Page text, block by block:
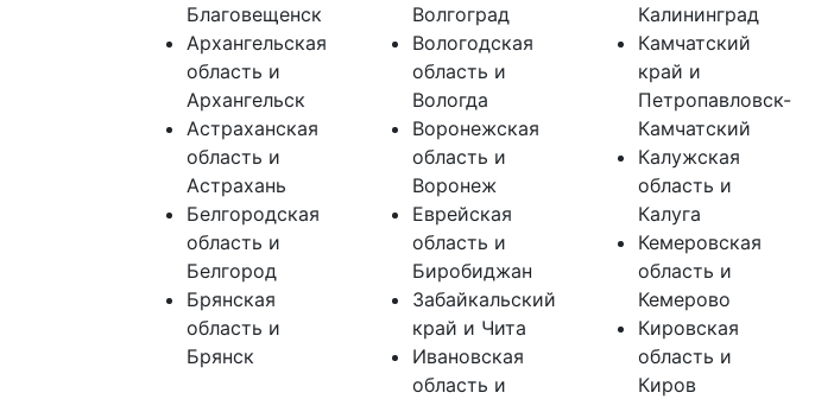
Благовещенск
Архангельская
область и
Архангельск
Астраханская
область и
Астрахань
Белгородская
область и
Белгород
Брянская
область и
Брянск
Волгоград
Вологодская
область и
Вологда
Воронежская
область и
Воронеж
Еврейская
область и
Биробиджан
Забайкальский
край и Чита
Ивановская
область и
Калининград
Камчатский
край и
Петропавловск-
Камчатский
Калужская
область и
Калуга
Кемеровская
область и
Кемерово
Кировская
область и
Киров